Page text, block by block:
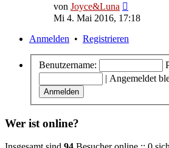
von Joyce&Luna
Beitrag
Mi 4. Mai 2016, 17:18
Anmelden • Registrieren
Benutzername:
| Angemeldet
Wer ist online?